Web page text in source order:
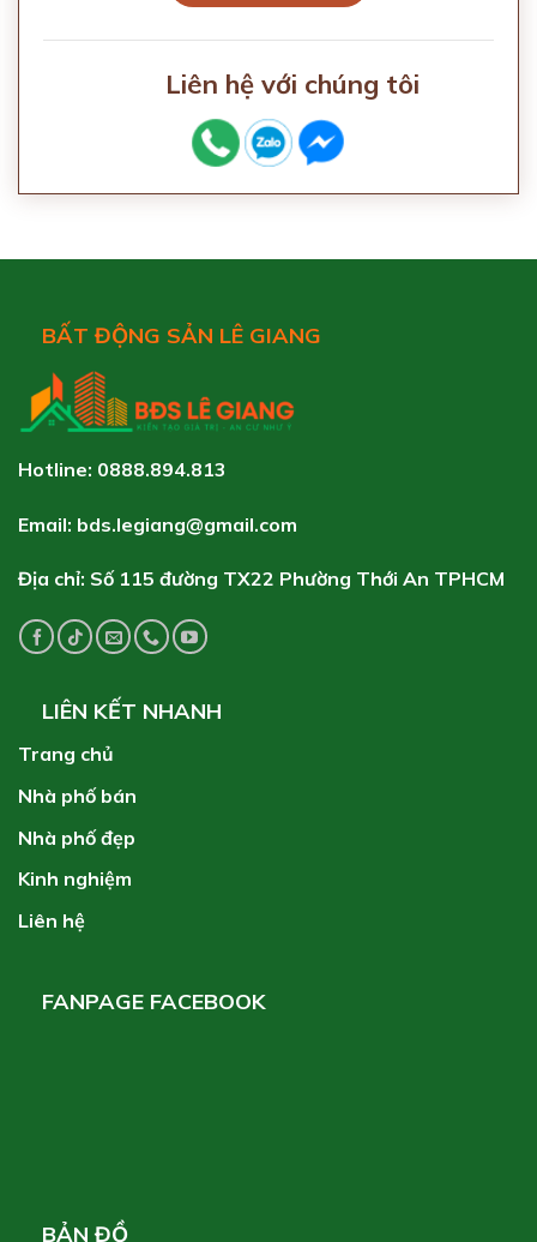
Liên hệ với chúng tôi
BẤT ĐỘNG SẢN LÊ GIANG
Hotline: 0888.894.813
Email: bds.legiang@gmail.com
Địa chỉ: Số 115 đường TX22 Phường Thới An TPHCM
LIÊN KẾT NHANH
Trang chủ
Nhà phố bán
Nhà phố đẹp
Kinh nghiệm
Liên hệ
FANPAGE FACEBOOK
BẢN ĐỒ